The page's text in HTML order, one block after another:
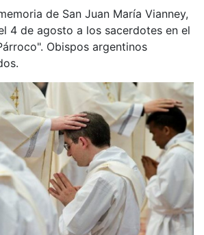
de San Juan María Vianney,
4 de agosto a los sacerdotes en el
Obispos argentinos